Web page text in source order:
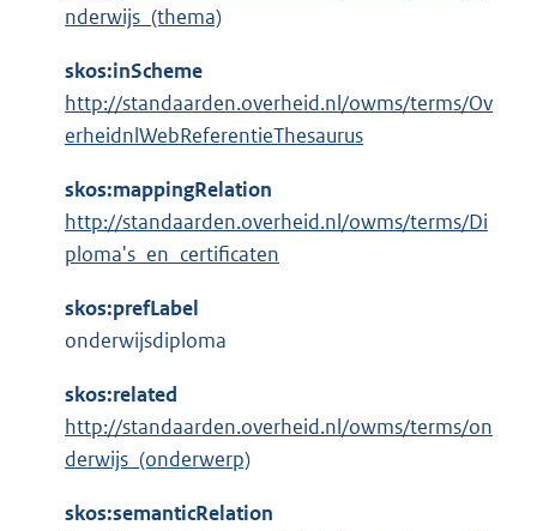
nderwijs_(thema)
skos:inScheme
http://standaarden.overheid.nl/owms/terms/Ov
erheidnlWebReferentieThesaurus
skos:mappingRelation
http://standaarden.overheid.nl/owms/terms/Di
ploma's_en_certificaten
skos:prefLabel
onderwijsdiploma
skos:related
http://standaarden.overheid.nl/owms/terms/on
derwijs_(onderwerp)
skos:semanticRelation